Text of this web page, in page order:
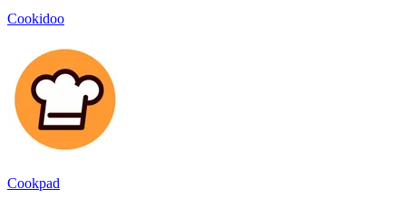
Cookidoo
Cookpad